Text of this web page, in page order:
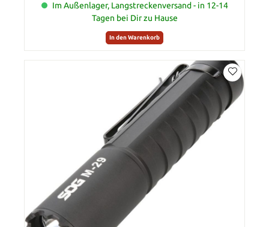
Im Außenlager, Langstreckenversand - in 12-14
Tagen bei Dir zu Hause
In den Warenkorb